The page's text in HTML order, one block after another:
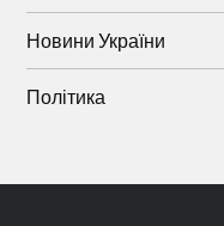
Новини України
Політика